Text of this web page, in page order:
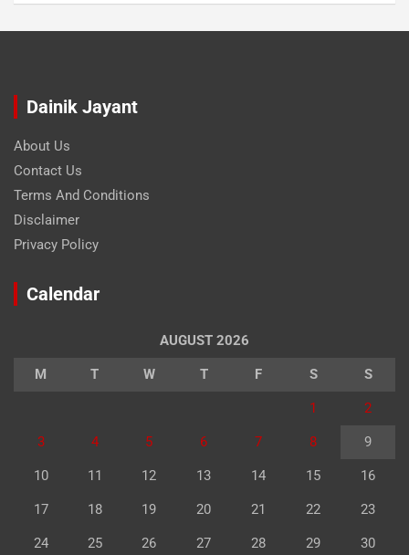
Dainik Jayant
About Us
Contact Us
Terms And Conditions
Disclaimer
Privacy Policy
Calendar
AUGUST 2026
M T W T F S S
1 2
3 4 5 6 7 8 9
10 11 12 13 14 15 16
17 18 19 20 21 22 23
24 25 26 27 28 29 30